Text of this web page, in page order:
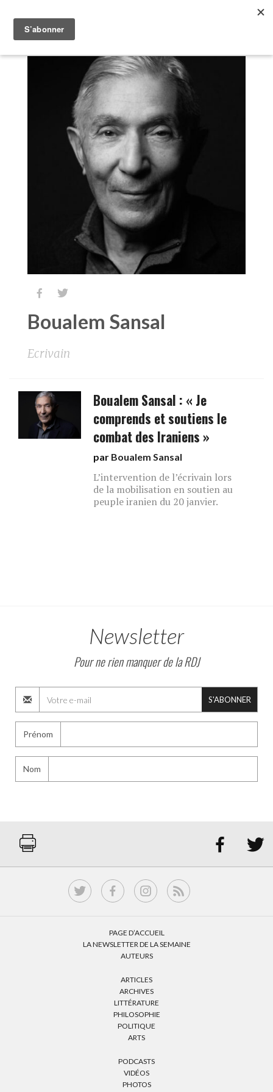
 
Boualem Sansal
Ecrivain
Boualem Sansal : « Je
comprends et soutiens le
combat des Iraniens »
par Boualem Sansal
L’intervention de l’écrivain lors
de la mobilisation en soutien au
peuple iranien du 20 janvier.
Newsletter
Pour ne rien manquer de la RDJ
S'ABONNER
Prénom
Nom
 
PAGE D’ACCUEIL
LA NEWSLETTER DE LA SEMAINE
AUTEURS
ARTICLES
ARCHIVES
LITTÉRATURE
PHILOSOPHIE
POLITIQUE
ARTS
PODCASTS
VIDÉOS
PHOTOS